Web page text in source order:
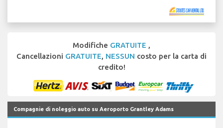
Modifiche GRATUITE ,
Cancellazioni GRATUITE, NESSUN costo per la carta di
credito!
Compagnie di noleggio auto su Aeroporto Grantley Adams